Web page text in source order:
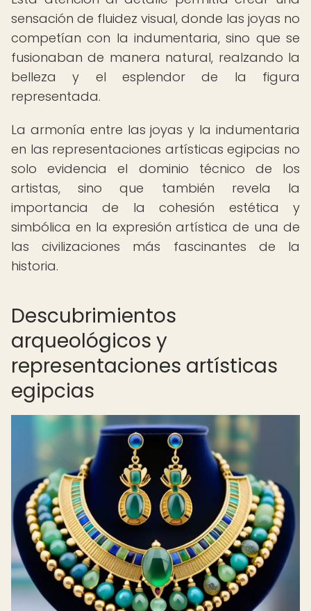
sensación de fluidez visual, donde las joyas no
competían con la indumentaria, sino que se
fusionaban de manera natural, realzando la
belleza y el esplendor de la figura
representada.
La armonía entre las joyas y la indumentaria
en las representaciones artísticas egipcias no
solo evidencia el dominio técnico de los
artistas, sino que también revela la
importancia de la cohesión estética y
simbólica en la expresión artística de una de
las civilizaciones más fascinantes de la
historia.
Descubrimientos
arqueológicos y
representaciones artísticas
egipcias